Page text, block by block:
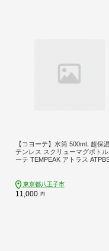
【コヨーテ】水筒 500mL 超保
テンレス スクリューマグボトル
ーテ TEMPEAK アトラス
東京都八王子市
11,000 円